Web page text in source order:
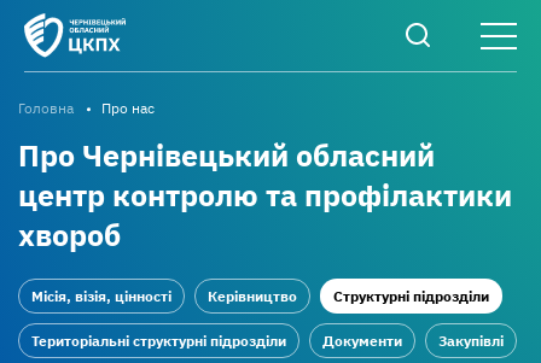
Головна Про нас
Про Чернівецький обласний
центр контролю та профілактики
хвороб
Місія, візія, цінності Керівництво Структурні підрозділи
Територіальні структурні підрозділи Документи Закупівлі